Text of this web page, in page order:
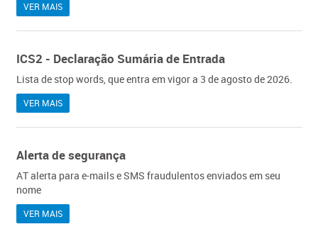
VER MAIS
ICS2 - Declaração Sumária de Entrada
Lista de stop words, que entra em vigor a 3 de agosto de 2026.
VER MAIS
Alerta de segurança
AT alerta para e-mails e SMS fraudulentos enviados em seu
nome
VER MAIS